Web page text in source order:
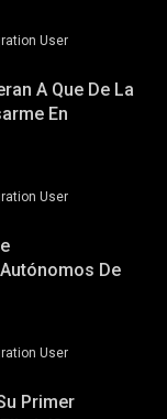
User
A Que De La
En
User
De
User
Primer